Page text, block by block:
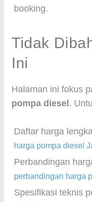
booking.
Tidak
Ini
Halaman ini fokus
pompa diesel .
Daftar harga
harga pompa diesel
Perbandingan
perbandingan harga
Spesifikasi teknis